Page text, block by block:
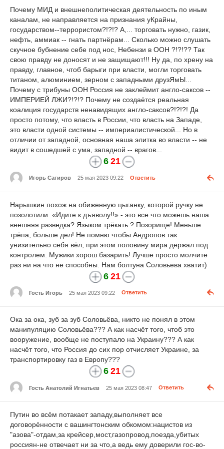
Почему МИД и внешнеполитическая деятельность по иным
каналам, не направляется на признания уКрайны,
государством--террористом?!?!? А,... торговать нужно, газик,
нефть, аммиак -- гнать партнёрам... Сколько можно слушать
скучное бубнение себе под нос, Небензи в ООН ?!?!?? Так
свою правду не доносят и не защищают!!! Ну да, по хрену на
правду, главное, чтоб барыги при власти, могли торговать
титаном, алюминием, зерном с западными друзЯмЫ...
Почему с трибуны ООН Россия не заклеймит англо-саксов --
ИМПЕРИЕЙ ЛЖИ?!?!? Почему не создаётся реальная
коалиция государств ненавидящих англо-саксов?!?!?! Да
просто потому, что власть в России, что власть на Западе,
это власти одной системы -- империалистической... Но в
отличии от западной, основная наша элитка во власти -- не
видит в сошедшей с ума, западной -- врагов...
6 21
Игорь Сагиров 25 мая 2023 09:22 Ответить
Нарышкин похож на обиженную цыганку, которой ручку не
позолотили. «Идите к дъяволу!!» - это все что можешь наша
внешняя разведка? Языком трёкать ? Позорище! Меньше
трёпа, больше дел! Не помню чтобы Андропов так
унизительно себя вёл, при этом половину мира держал под
контролем. Мужики хорош базарить! Лучше просто молчите
раз ни на что не способны. Нам болтуна Соловьева хватит)
6 21
Гость Игорь 25 мая 2023 09:22 Ответить
Ока за ока, зуб за зуб Соловьёва, никто не понял в этом
манипуляцию Соловьёва??? А как насчёт того, чтоб это
вооружение, вообще не поступало на Украину??? А как
насчёт того, что Россия до сих пор отчисляет Украине, за
транспортировку газ в Европу???
6 21
Гость Анатолий Игнатьев 25 мая 2023 08:47 Ответить
Путин во всём потакает западу,выполняет все
договорённости с вашингтонским обкомом:нацистов из
"азова"-отдам,за крейсер,мост,газопровод,поезда,убитых
россиян-не отвечает ни за что,а ведь ему доверили гос-во-